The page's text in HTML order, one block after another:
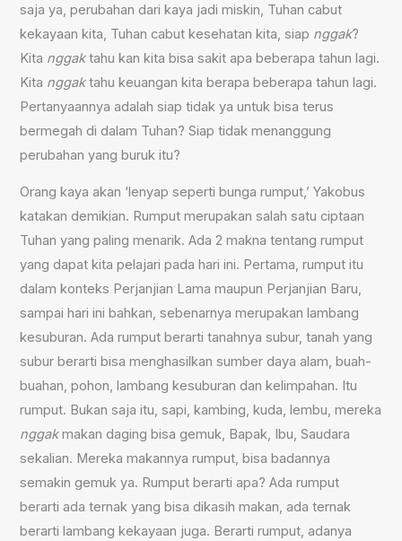
saja ya, perubahan dari kaya jadi miskin, Tuhan cabut
kekayaan kita, Tuhan cabut kesehatan kita, siap nggak?
Kita nggaktahu kan kita bisa sakit apa beberapa tahun lagi.
Kita nggaktahu keuangan kita berapa beberapa tahun lagi.
Pertanyaannya adalah siap tidak ya untuk bisa terus
bermegah di dalam Tuhan? Siap tidak menanggung
perubahan yang buruk itu?
Orang kaya akan ‘lenyap seperti bunga rumput,’ Yakobus
katakan demikian. Rumput merupakan salah satu ciptaan
Tuhan yang paling menarik. Ada 2 makna tentang rumput
yang dapat kita pelajari pada hari ini. Pertama, rumput itu
dalam konteks Perjanjian Lama maupun Perjanjian Baru,
sampai hari ini bahkan, sebenarnya merupakan lambang
kesuburan. Ada rumput berarti tanahnya subur, tanah yang
subur berarti bisa menghasilkan sumber daya alam, buah-
buahan, pohon, lambang kesuburan dan kelimpahan. Itu
rumput. Bukan saja itu, sapi, kambing, kuda, lembu, mereka
nggakmakan daging bisa gemuk, Bapak, Ibu, Saudara
sekalian. Mereka makannya rumput, bisa badannya
semakin gemuk ya. Rumput berarti apa? Ada rumput
berarti ada ternak yang bisa dikasih makan, ada ternak
berarti lambang kekayaan juga. Berarti rumput, adanya